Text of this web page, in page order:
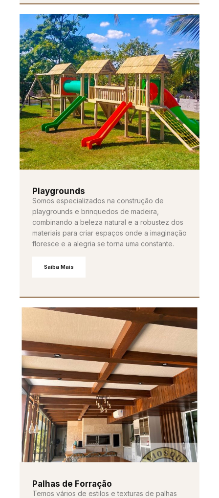
Playgrounds
Somos especializados na construção de
playgrounds e brinquedos de madeira,
combinando a beleza natural e a robustez dos
materiais para criar espaços onde a imaginação
floresce e a alegria se torna uma constante.
Saiba Mais
Palhas de Forração
Temos vários de estilos e texturas de palhas